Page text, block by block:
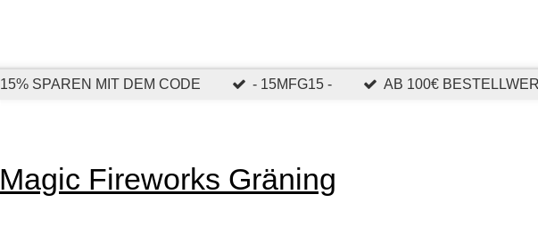
15% SPAREN MIT DEM CODE - 15MFG15 - AB 100€
Magic Fireworks Gräning